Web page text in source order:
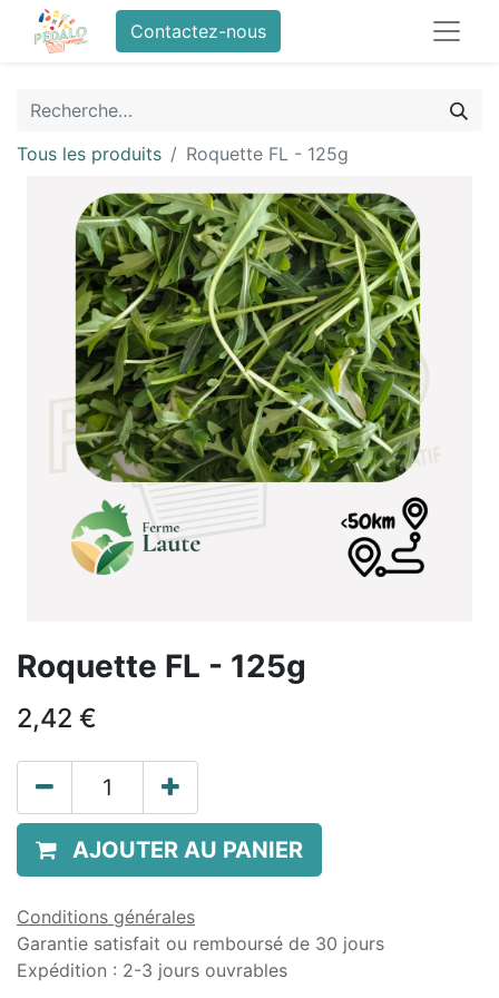
Contactez-nous
Tous les produits Roquette FL - 125g
Roquette FL - 125g
2,42 €
AJOUTER AU PANIER
Conditions générales
Garantie satisfait ou remboursé de 30 jours
Expédition : 2-3 jours ouvrables